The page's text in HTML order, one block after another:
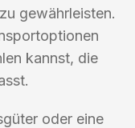
gewährleisten.
kannst, die
oder eine